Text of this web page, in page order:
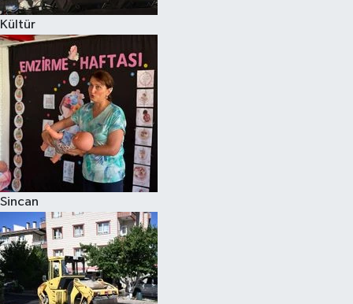
Kültür
Sincan